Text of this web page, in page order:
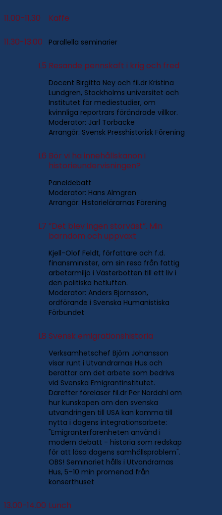
11.00-11.30 Kaffe
11.30-13.00 Parallella seminarier
L5 Resande pennskaft i krig och fred
Docent Birgitta Ney och fil.dr Kristina
Lundgren, Stockholms universitet och
Institutet för mediestudier, om
kvinnliga reportrars förändrade villkor.
Moderator: Jarl Torbacke
Arrangör: Svensk Presshistorisk Förening
L6 Bör vi ha innehållskanon i
historieundervisningen?
Paneldebatt
Moderator: Hans Almgren
Arrangör: Historielärarnas Förening
L7 ”Det blev ingen storväst”. Min
barndom och uppväxt
Kjell-Olof Feldt, författare och f.d.
finansminister, om sin resa från fattig
arbetarmiljö i Västerbotten till ett liv i
den politiska hetluften.
Moderator: Anders Björnsson,
ordförande i Svenska Humanistiska
Förbundet
L8 Svensk emigrationshistoria
Verksamhetschef Björn Johansson
visar runt i Utvandrarnas Hus och
berättar om det arbete som bedrivs
vid Svenska Emigrantinstitutet.
Därefter föreläser fil.dr Per Nordahl om
hur kunskapen om den svenska
utvandringen till USA kan komma till
nytta i dagens integrationsarbete:
"Emigranterfarenheten använd i
modern debatt - historia som redskap
för att lösa dagens samhällsproblem".
OBS! Seminariet hålls i Utvandrarnas
Hus, 5–10 min promenad från
konserthuset
13.00-14.00 Lunch